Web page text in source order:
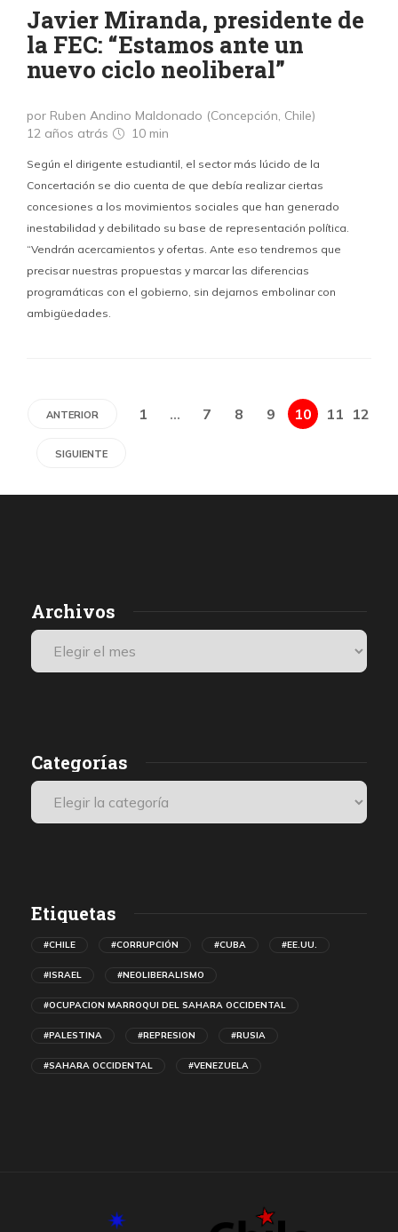
Javier Miranda, presidente de
la FEC: “Estamos ante un
nuevo ciclo neoliberal”
por Ruben Andino Maldonado (Concepción, Chile)
12 años atrás
10 min
Según el dirigente estudiantil, el sector más lúcido de la
Concertación se dio cuenta de que debía realizar ciertas
concesiones a los movimientos sociales que han generado
inestabilidad y debilitado su base de representación política.
“Vendrán acercamientos y ofertas. Ante eso tendremos que
precisar nuestras propuestas y marcar las diferencias
programáticas con el gobierno, sin dejarnos embolinar con
ambigüedades.
ANTERIOR 1 … 7 8 9 10 11 12
SIGUIENTE
Archivos
Categorías
Etiquetas
#CHILE #CORRUPCIÓN #CUBA #EE.UU.
#ISRAEL #NEOLIBERALISMO
#OCUPACION MARROQUI DEL SAHARA OCCIDENTAL
#PALESTINA #REPRESION #RUSIA
#SAHARA OCCIDENTAL #VENEZUELA